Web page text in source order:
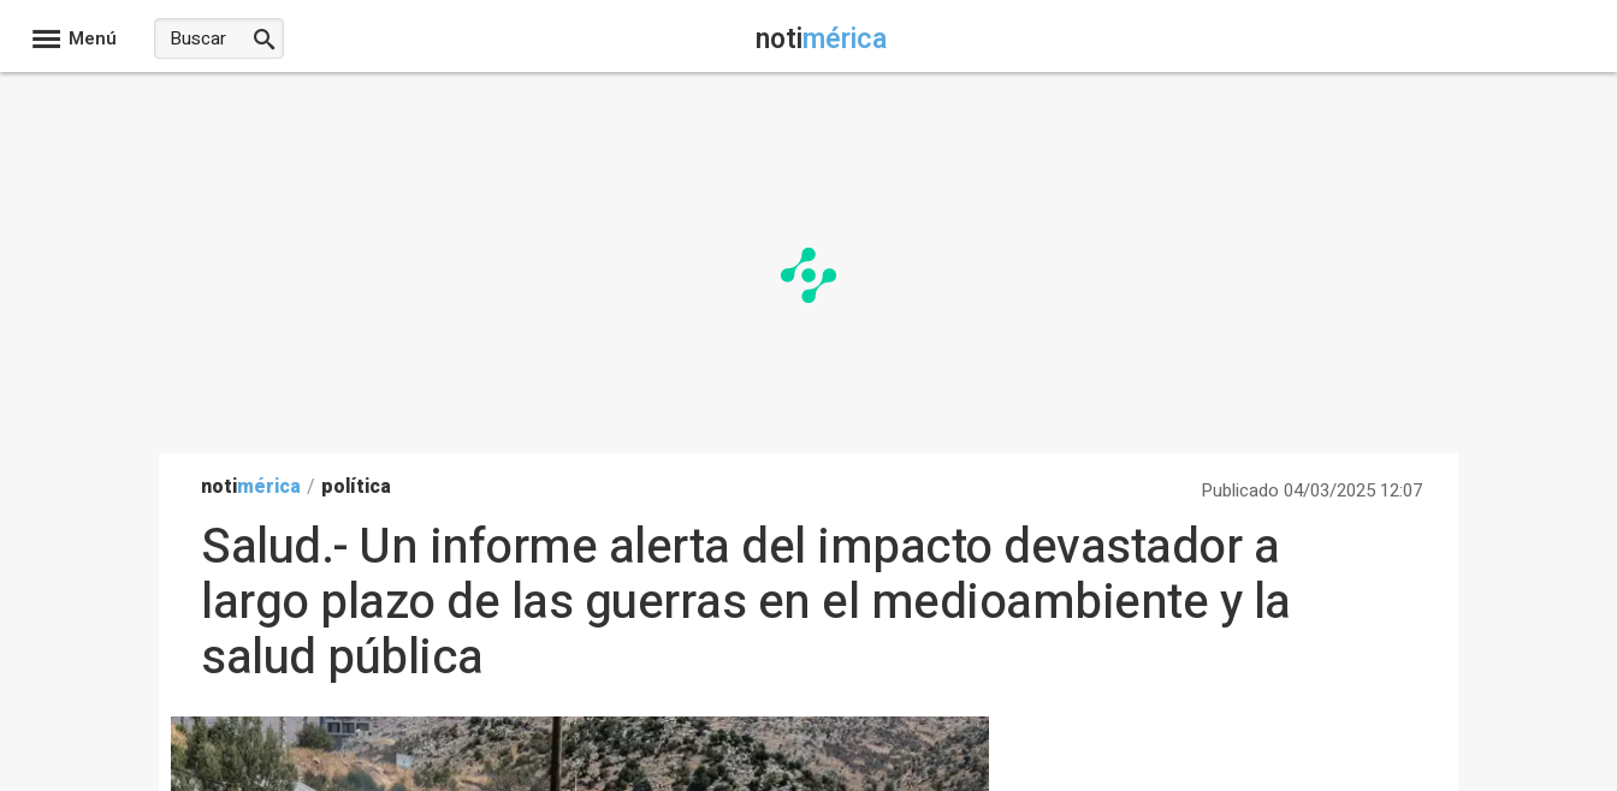
Menú notimérica
notimérica / política Publicado 04/03/2025 12:07
Salud.- Un informe alerta del impacto devastador a
largo plazo de las guerras en el medioambiente y la
salud pública